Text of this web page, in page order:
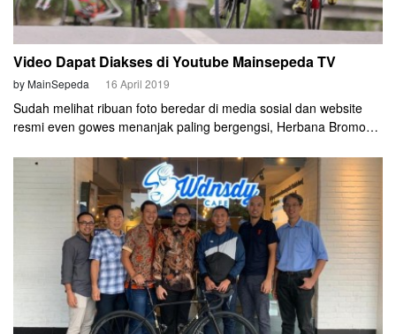
Video Dapat Diakses di Youtube Mainsepeda TV
by MainSepeda 16 April 2019
Sudah melihat ribuan foto beredar di media sosial dan website
resmi even gowes menanjak paling bergengsi, Herbana Bromo
heboh dan happening sekali, kan? Momen keseruan itu akan
tergambar lebih maksimal dengan versi audio visual alias video.
Agar detail, panitia Herbana Bromo KOM Challenge membagi
menjadi beberapa episode even gowes menanjak paling
bergengsi ini.